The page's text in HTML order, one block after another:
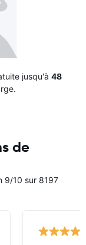
jusqu'à 48
de
9/10 sur 8197